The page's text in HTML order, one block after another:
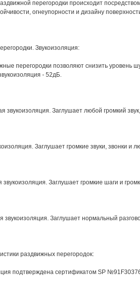
перегородки происходит
огнеупорности и дизайну
Звукоизоляция:
перегородки позволяют снизить уровень
- 52дБ.
звукоизоляция. Заглушает любой громкий
Заглушает громкие звуки, звонки
Заглушает громкие шаги и
Заглушает нормальный
раздвижных перегородок:
подтверждена сертификатом SP